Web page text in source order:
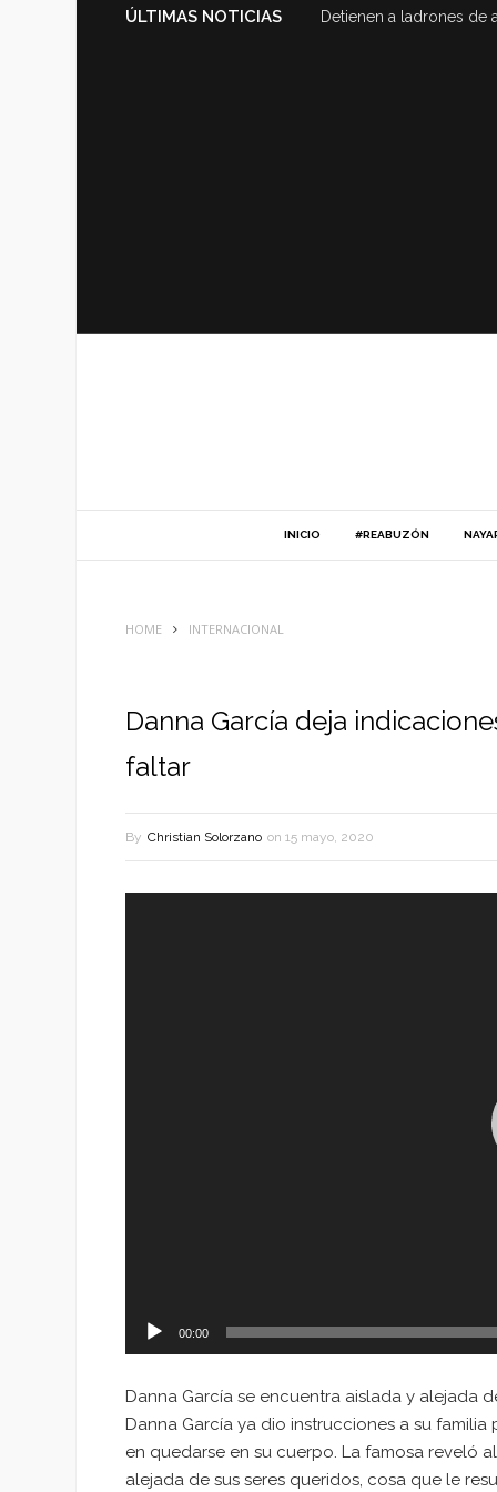
ÚLTIMAS NOTICIAS Detienen a ladrones de
INICIO #REABUZÓN
HOME INTERNACIONAL
Danna García deja
faltar
By Christian Solorzano on 15 mayo, 2020
00:00
Danna García se encuentra aislada y alejada
Danna García ya dio instrucciones a su
en quedarse en su cuerpo. La famosa reveló
alejada de sus seres queridos, cosa que le